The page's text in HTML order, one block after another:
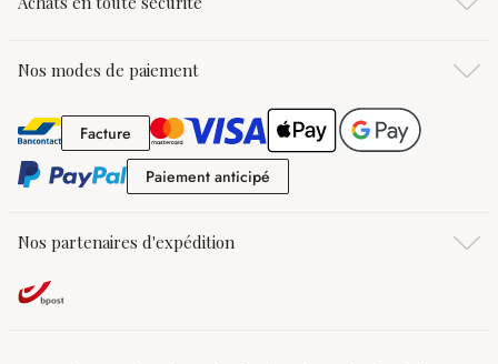
Nos modes de paiement
FactureFacture
Paiement anticipé
Nos partenaires d'expédition